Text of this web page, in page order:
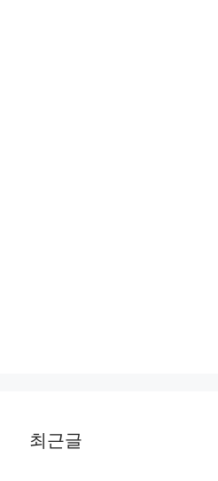
최근글